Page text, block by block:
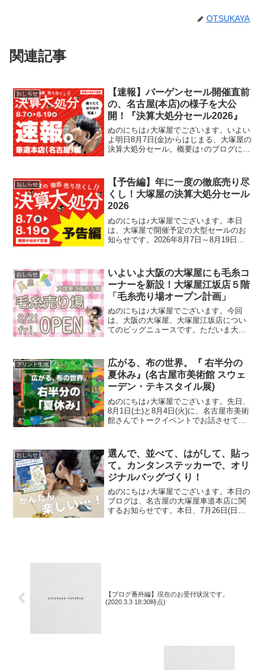
OTSUKAYA
関連記事
おしらせ
【速報】バーゲンセール開催直前
の、名古屋(本店)の様子を大公
開！『決算大処分セール2026』
ぬのにちは♪大塚屋でございます。いよい
よ明日8月7日(金)からはじまる、大塚屋の
決算大処分セール。概要は↑のブログにて
していきます。そのお得っぷりをお伝え
するために、本
おしらせ
【予告編】年に一度の徹底売り尽
くし！大塚屋の決算大処分セール
2026
ぬのにちは♪大塚屋でございます。本日
は、大塚屋で開催予定の大型セールのお
知らせです。2026年8月7日～8月19日ま
いたします。（開催前日の8月6日(木)は定
休日です）
おしらせ
いよいよ大阪の大塚屋にも毛糸コ
ーナーを新設！大塚屋江坂店５階
「毛糸売り場オープン計画」
ぬのにちは♪大塚屋でございます。今回
は、大阪の大塚屋、大塚屋江坂店につい
てのビッグニュースです。ただいま大塚
江坂店での毛糸のお取り扱いのリクエス
トを多数お寄せいただいて
プリント生地
広がる、布の世界。『 右半分の
夏休み』(名古屋市美術館 スウェ
ーデン・テキスタイル展)
ぬのにちは♪大塚屋でございます。先日、
8月1日(土)と8月4日(火)に、名古屋市美術
館さんでトークイベントでお話させてい
客さまにご来場いただきましたことを御
礼申し上
おしらせ
選んで、並べて、はがして、貼っ
て。カンタンステッカーで、オリ
ジナルバッグづくり！
ぬのにちは♪大塚屋でございます。本日の
ブログは、名古屋の大塚屋車道本店に関
するお知らせです。本日、7月26日(日曜
【ブログ番外編】現在のお受付状況です。
(2020.3.3 18:30時点)